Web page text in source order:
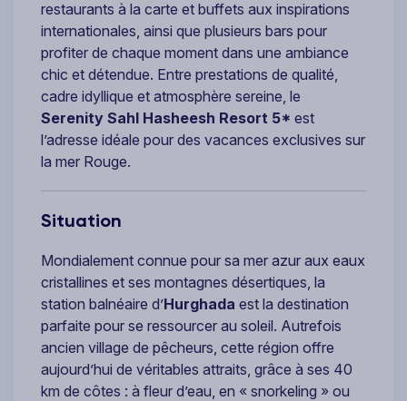
restaurants à la carte et buffets aux inspirations
internationales, ainsi que plusieurs bars pour
profiter de chaque moment dans une ambiance
chic et détendue. Entre prestations de qualité,
cadre idyllique et atmosphère sereine, le
Serenity Sahl Hasheesh Resort 5* est
l’adresse idéale pour des vacances exclusives sur
la mer Rouge.
Situation
Mondialement connue pour sa mer azur aux eaux
cristallines et ses montagnes désertiques, la
station balnéaire d’Hurghada est la destination
parfaite pour se ressourcer au soleil. Autrefois
ancien village de pêcheurs, cette région offre
aujourd’hui de véritables attraits, grâce à ses 40
km de côtes : à fleur d’eau, en « snorkeling » ou